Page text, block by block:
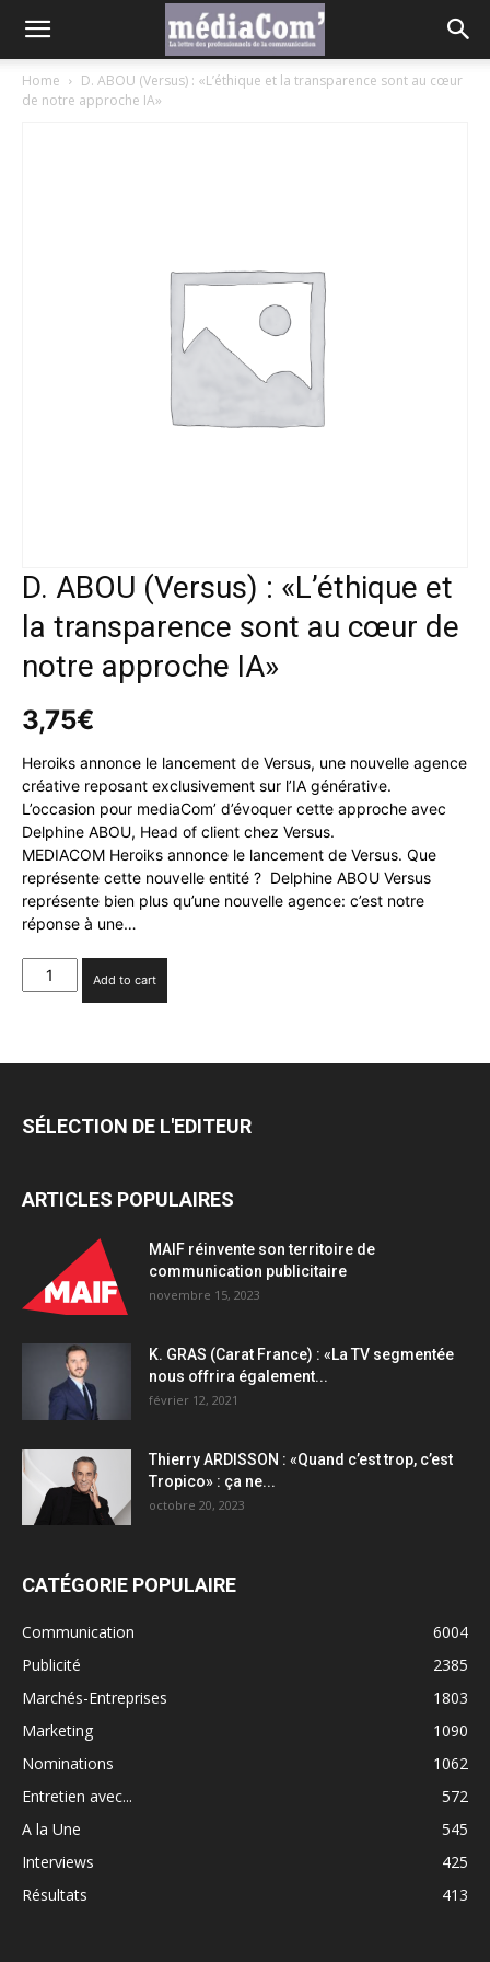
Home
D. ABOU (Versus) : «L’éthique et la transparence sont au cœur
de notre approche IA»
D. ABOU (Versus) : «L’éthique et
la transparence sont au cœur de
notre approche IA»
3,75€
Heroiks annonce le lancement de Versus, une nouvelle agence
créative reposant exclusivement sur l’IA générative.
L’occasion pour mediaCom’ d’évoquer cette approche avec
Delphine ABOU, Head of client chez Versus.
MEDIACOM Heroiks annonce le lancement de Versus. Que
représente cette nouvelle entité ? Delphine ABOU Versus
représente bien plus qu’une nouvelle agence: c’est notre
réponse à une…
ABOU
«L'éthique
transparence
cœur
approche
IA»
quantity
Add to cart
SÉLECTION DE L'EDITEUR
ARTICLES POPULAIRES
MAIF réinvente son territoire de
communication publicitaire
novembre 15, 2023
K. GRAS (Carat France) : «La TV segmentée
nous offrira également...
février 12, 2021
Thierry ARDISSON : «Quand c’est trop, c’est
Tropico» : ça ne...
octobre 20, 2023
CATÉGORIE POPULAIRE
Communication
6004
Publicité
2385
Marchés-Entreprises
1803
Marketing
1090
Nominations
1062
Entretien avec...
572
A la Une
545
Interviews
425
Résultats
413